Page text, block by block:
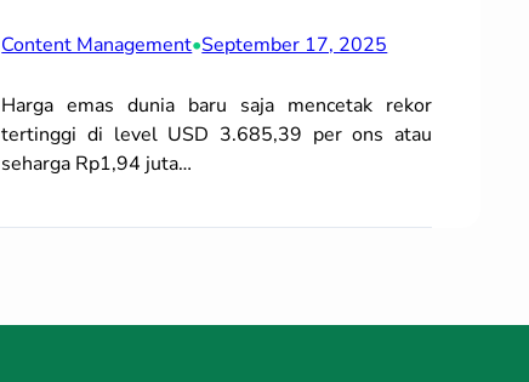
Content Management•September 17, 2025
Harga emas dunia baru saja mencetak rekor
tertinggi di level USD 3.685,39 per ons atau
seharga Rp1,94 juta…